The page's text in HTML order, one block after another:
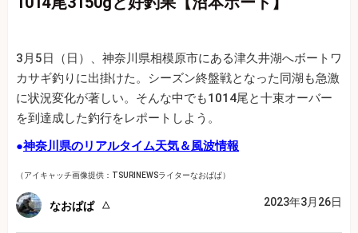
3月5日（日）、神奈川県相模原市にある津久井湖へボートワ
カサギ釣りに出掛けた。シーズン終盤戦となった同湖も急激
に状況変化が著しい。そんな中でも1014尾と十束オーバー
を到達成した釣行をレポートしよう。
●神奈川県のリアルタイム天気＆風波情報
（アイキャッチ画像提供：TSURINEWSライターなおぱぱ）
なおぱぱ 2023年3月26日